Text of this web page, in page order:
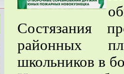
Состязания
районных
школьников в